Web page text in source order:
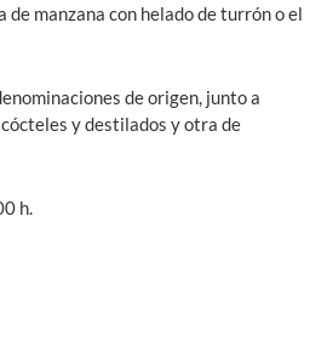
manzana con helado de turrón o el
de origen, junto a
y destilados y otra de
h.